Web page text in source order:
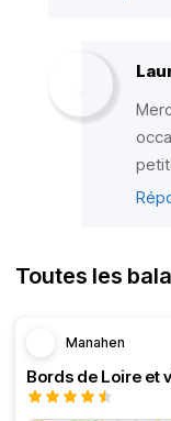
Toutes les
Manahen
Bords de Loire et